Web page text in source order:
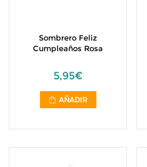
Sombrero Feliz
Cumpleaños Rosa
5,95€
AÑADIR